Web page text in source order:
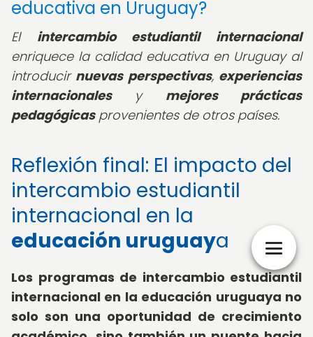
educativa en Uruguay?
El intercambio estudiantil internacional
enriquece la calidad educativa en Uruguay al
introducir nuevas perspectivas, experiencias
internacionalesy mejores prácticas
pedagógicasprovenientes de otros países.
Reflexión final: El impacto del
intercambio estudiantil
internacional en la
educación uruguaya
Los programas de intercambio estudiantil
internacional en la educación uruguaya no
solo son una oportunidad de crecimiento